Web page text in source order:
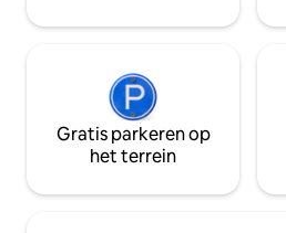
Gratis parkeren op
het terrein